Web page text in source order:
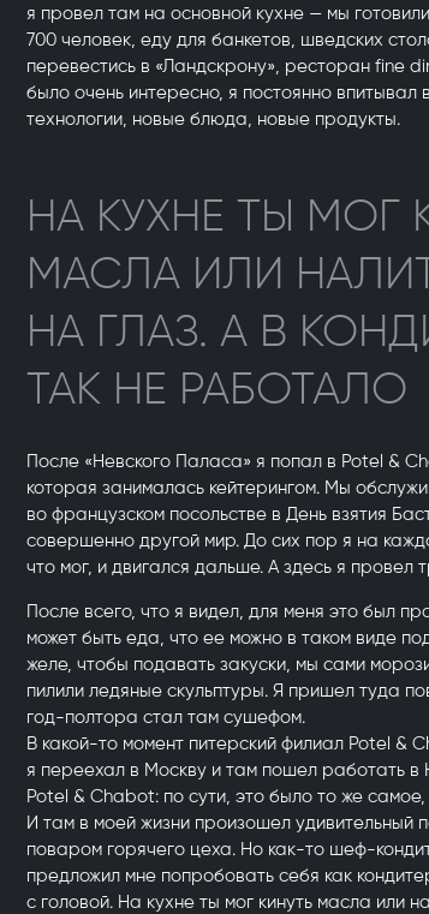
я провел там на основной кухне — мы
700 человек, еду для банкетов, шведских
перевестись в «Ландскрону», ресторан fine
было очень интересно, я постоянно
технологии, новые блюда, новые продукты.
НА КУХНЕ ТЫ МОГ
МАСЛА ИЛИ
НА ГЛАЗ. А В
ТАК НЕ РАБОТАЛО
После «Невского Паласа» я попал в Potel &
которая занималась кейтерингом. Мы
во французском посольстве в День взятия
совершенно другой мир. До сих пор я на
что мог, и двигался дальше. А здесь я провел
После всего, что я видел, для меня это был
может быть еда, что ее можно в таком виде
желе, чтобы подавать закуски, мы сами
пилили ледяные скульптуры. Я пришел туда
год-полтора стал там сушефом.
В какой-то момент питерский филиал Potel &
я переехал в Москву и там пошел работать в
Potel & Chabot: по сути, это было то же
И там в моей жизни произошел удивительный
поваром горячего цеха. Но как-то шеф-
предложил мне попробовать себя как
с головой. На кухне ты мог кинуть масла или